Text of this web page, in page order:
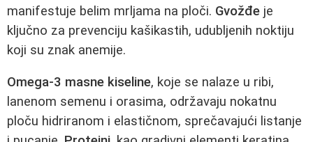
manifestuje belim mrljama na ploči. Gvožđe je
ključno za prevenciju kašikastih, udubljenih noktiju
koji su znak anemije.
Omega-3 masne kiseline, koje se nalaze u ribi,
lanenom semenu i orasima, održavaju nokatnu
ploču hidriranom i elastičnom, sprečavajući listanje